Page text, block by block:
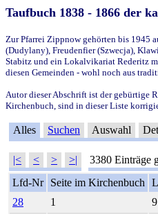
Taufbuch 1838 - 1866 der
Zur Pfarrei Zippnow gehörten bis 1945
(Dudylany), Freudenfier (Szwecja),
Stabitz und ein Lokalvikariat Rederitz
diesen Gemeinden - wohl noch aus
Autor dieser Abschrift ist der gebürtige
Kirchenbuch, sind in dieser Liste
Alles Suchen Auswahl
|< < > >| 3380 Einträge
Lfd-Nr
Seite im Kirchenbuch
28
1 9